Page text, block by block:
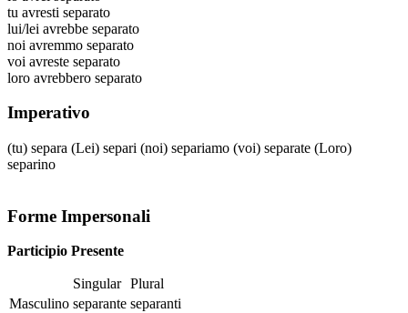
tu avresti separato
lui/lei avrebbe separato
noi avremmo separato
voi avreste separato
loro avrebbero separato
Imperativo
(tu) separa (Lei) separi (noi) separiamo (voi) separate (Loro)
separino
Forme Impersonali
Participio Presente
Singular Plural
Masculino separante separanti